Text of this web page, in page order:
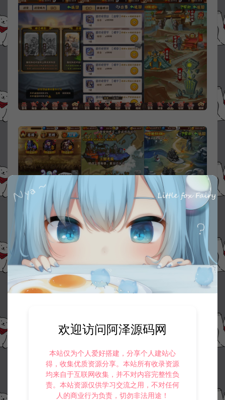
欢迎访问阿泽源码网
本站仅为个人爱好搭建，分享个人建站心
得，收集优质资源分享。本站所有收录资源
均来自于互联网收集，并不对内容完整性负
责。本站资源仅供学习交流之用，不对任何
人的商业行为负责，切勿非法用途！